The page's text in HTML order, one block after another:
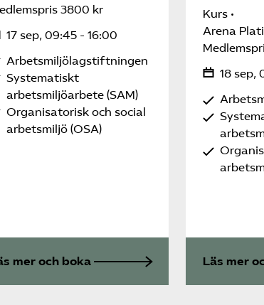
3800 kr
17 sep, 09:45 - 16:00
Arbetsmiljölagstiftningen
Systematiskt
arbetsmiljöarbete (SAM)
Organisatorisk och social
arbetsmiljö (OSA)
mer och boka
Kurs
Arena
18 sep,
Läs mer